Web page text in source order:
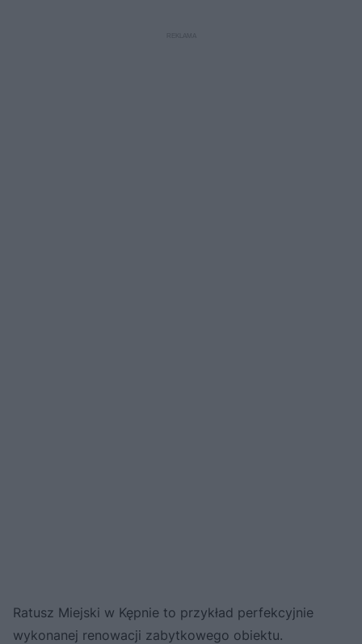
Ratusz Miejski w Kępnie to przykład perfekcyjnie
wykonanej renowacji zabytkowego obiektu.